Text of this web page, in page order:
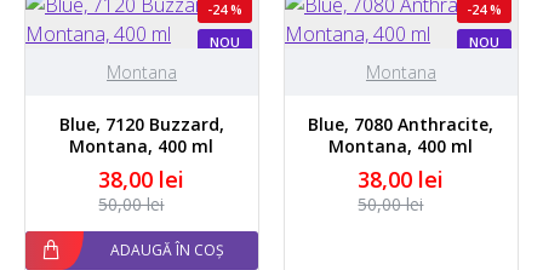
NOU
-24 %
Montana
Blue, 7120 Buzzard,
Montana, 400 ml
38,00 lei
50,00 lei
ADAUGĂ ÎN COȘ
NOU
-24 %
STOC EPUIZAT
Montana
Blue, 7080 Anthracite,
Montana, 400 ml
38,00 lei
50,00 lei